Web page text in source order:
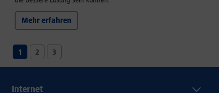
Mehr erfahren
1 2 3
Internet